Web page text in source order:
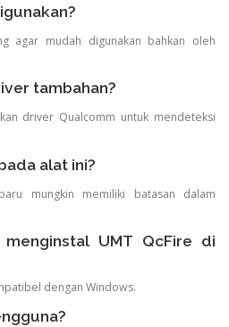
agar mudah digunakan bahkan oleh
tambahan?
driver Qualcomm untuk mendeteksi
alat ini?
mungkin memiliki batasan dalam
UMT QcFire di
dengan Windows.